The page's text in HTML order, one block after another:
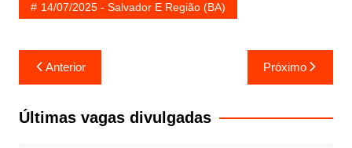
14/07/2025 - Salvador E Região (BA)
Navegação
de
Post
Anterior Próximo
Últimas vagas divulgadas